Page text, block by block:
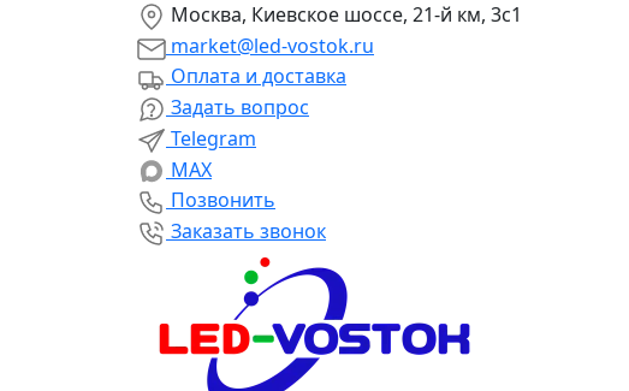
Москва, Киевское шоссе, 21-й км, 3с1
market@led-vostok.ru
Оплата и доставка
Задать вопрос
Telegram
MAX
Позвонить
Заказать звонок